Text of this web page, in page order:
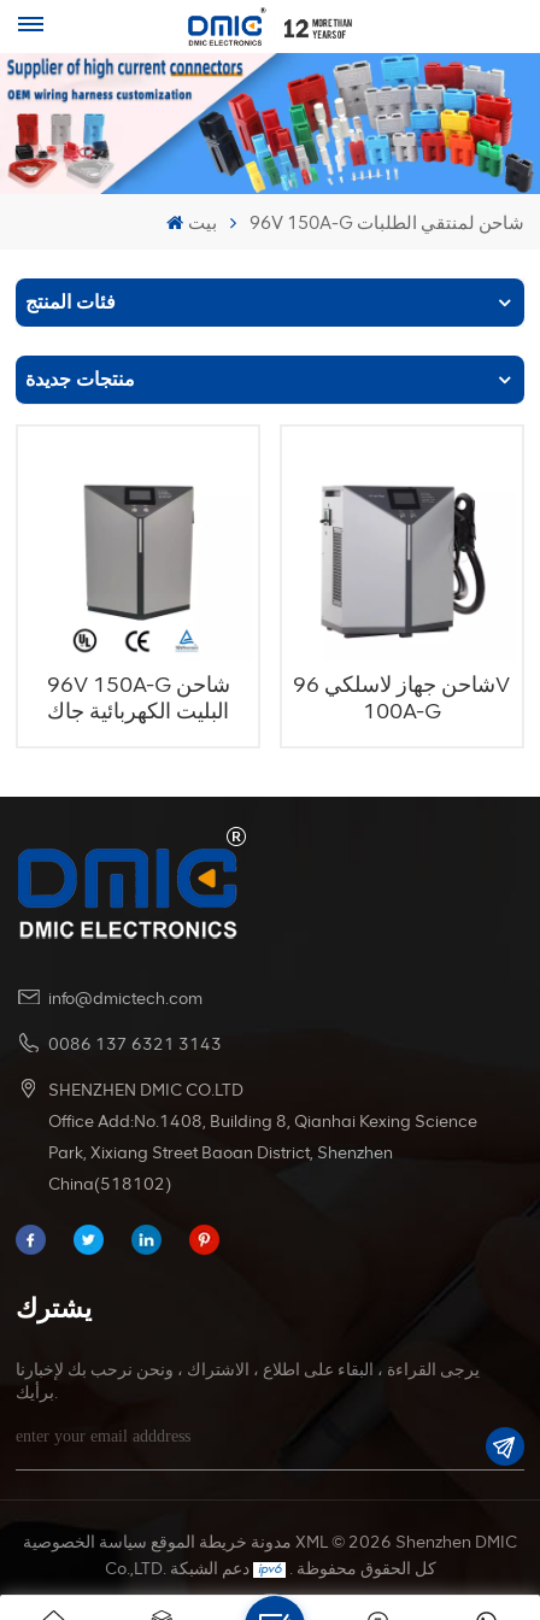
بيت 96V 150A-G شاحن لمنتقي الطلبات
فئات المنتج
منتجات جديدة
96V 150A-G شاحن
البليت الكهربائية جاك
شاحن جهاز لاسلكي 96V
100A-G
info@dmictech.com
0086 137 6321 3143
SHENZHEN DMIC CO.LTD
Office Add:No.1408, Building 8, Qianhai Kexing Science
Park, Xixiang Street Baoan District, Shenzhen
China(518102)
يشترك
يرجى القراءة ، البقاء على اطلاع ، الاشتراك ، ونحن نرحب بك لإخبارنا
برأيك.
مدونة خريطة الموقع سياسة الخصوصية XML© 2026 Shenzhen DMIC
Co.,LTD. كل الحقوق محفوظة .
دعم الشبكة